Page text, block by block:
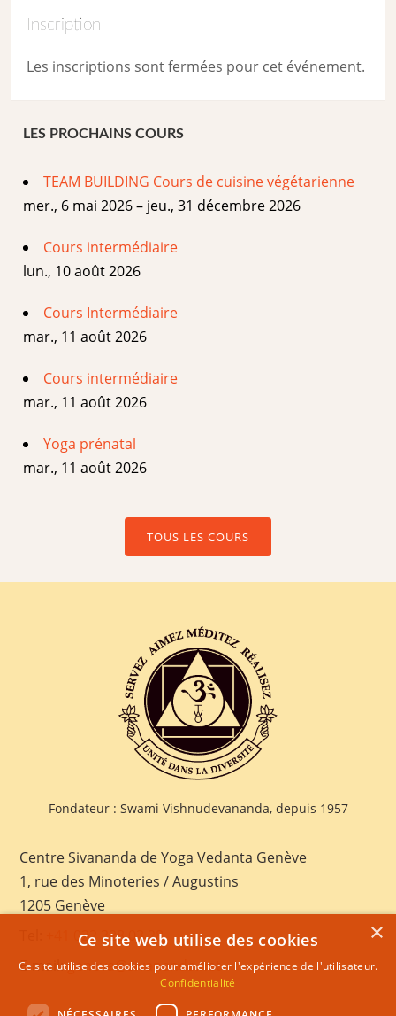
Inscription
Les inscriptions sont fermées pour cet événement.
LES PROCHAINS COURS
TEAM BUILDING Cours de cuisine végétarienne
mer., 6 mai 2026 – jeu., 31 décembre 2026
Cours intermédiaire
lun., 10 août 2026
Cours Intermédiaire
mar., 11 août 2026
Cours intermédiaire
mar., 11 août 2026
Yoga prénatal
mar., 11 août 2026
TOUS LES COURS
Fondateur : Swami Vishnudevananda, depuis 1957
Centre Sivananda de Yoga Vedanta Genève
1, rue des Minoteries / Augustins
1205 Genève
+41 022 328 03 28
E-mail:geneva@sivananda.net
×
Ce site web utilise des cookies
Ce site utilise des cookies pour améliorer l'expérience de l'utilisateur.
Confidentialité